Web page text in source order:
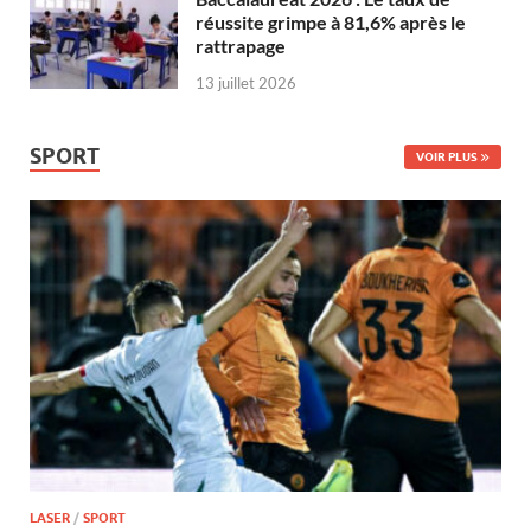
réussite grimpe à 81,6% après le
rattrapage
13 juillet 2026
SPORT VOIR PLUS
LASER / SPORT